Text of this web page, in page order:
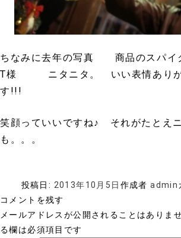
ちなみに去年の写真 商品のスパイ
T様 ニタニタ。 いい表情ありが
す!!!
笑顔っていいですね♪ それがたとえ
も。。。
投稿日: 2013年10月5日 作成者admin
コメントを残す
メールアドレスが公開されることはありませ
る欄は必須項目です